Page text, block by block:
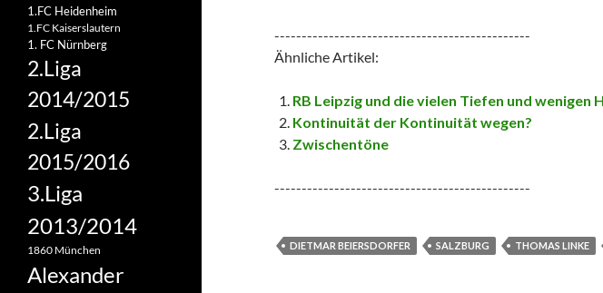
-----------------------------------------------
Ähnliche Artikel:
RB Leipzig und die vielen Tiefen und wenigen
Kontinuität der Kontinuität wegen?
Zwischentöne
-----------------------------------------------
DIETMAR BEIERSDORFER SALZBURG THOMAS LINKE
1.FC Heidenheim
1.FC Kaiserslautern
1. FC Nürnberg
2.Liga
2014/2015
2.Liga
2015/2016
3.Liga
2013/2014
1860 München
Alexander